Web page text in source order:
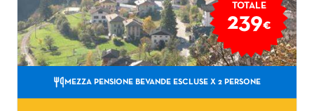
TOTALE
239€
MEZZA PENSIONE BEVANDE ESCLUSE X 2 PERSONE